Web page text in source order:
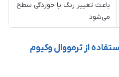
باعث تغییر رنگ یا خوردگی سطح
می‌شود
از ترمووال وکیوم